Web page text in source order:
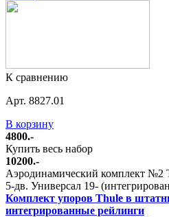
К сравнению
Арт. 8827.01
В корзину
4800.-
Купить весь набор
10200.-
Аэродинамический комплект №2
5-дв. Универсал 19-
Комплект упоров Thule в
интегрированные рейлинги